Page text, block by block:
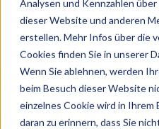
Analysen und Kennzahlen
dieser Website und anderen
erstellen. Mehr Infos über die
Cookies finden Sie in unserer
Wenn Sie ablehnen, werden
beim Besuch dieser Website
einzelnes Cookie wird in Ihrem
daran zu erinnern, dass Sie